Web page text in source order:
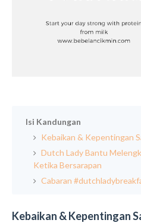
Isi Kandungan
Kebaikan & Kepentingan
Dutch Lady Bantu
Ketika Bersarapan
Cabaran
Kebaikan & Kepentingan